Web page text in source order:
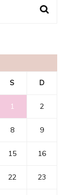
S D
1 2
8 9
15 16
22 23